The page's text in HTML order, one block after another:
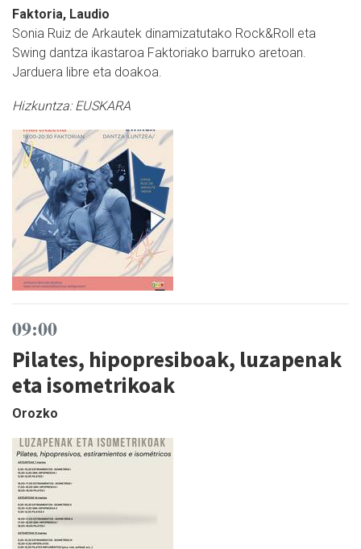
Faktoria, Laudio
Sonia Ruiz de Arkautek dinamizatutako Rock&Roll eta
Swing dantza ikastaroa Faktoriako barruko aretoan.
Jarduera libre eta doakoa.
Hizkuntza:EUSKARA
09:00
Pilates, hipopresiboak, luzapenak
eta isometrikoak
Orozko